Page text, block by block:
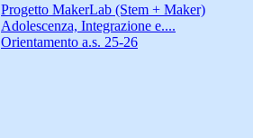
Progetto MakerLab (Stem + Maker)
Adolescenza, Integrazione e....
Orientamento a.s. 25-26